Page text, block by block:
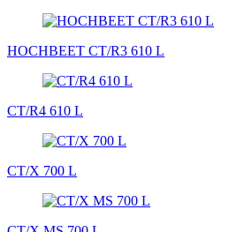
HOCHBEET CT/R3 610 L
CT/R4 610 L
CT/X 700 L